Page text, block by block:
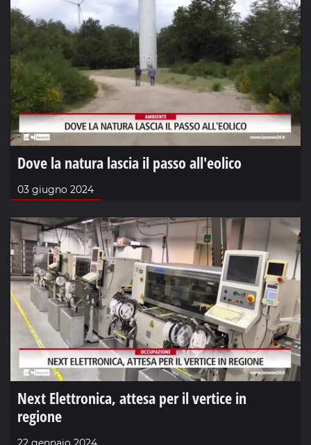
Dove la natura lascia il passo all'eolico
03 giugno 2024
Next Elettronica, attesa per il vertice in
regione